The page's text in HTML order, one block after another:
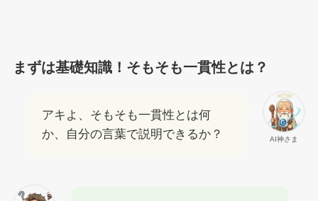
まずは基礎知識！そもそも一貫性とは？
AI神さま
アキよ、そもそも一貫性とは何
か、自分の言葉で説明できるか？